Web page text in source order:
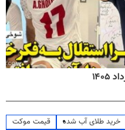
خرید طلای آب شده
قیمت موکت